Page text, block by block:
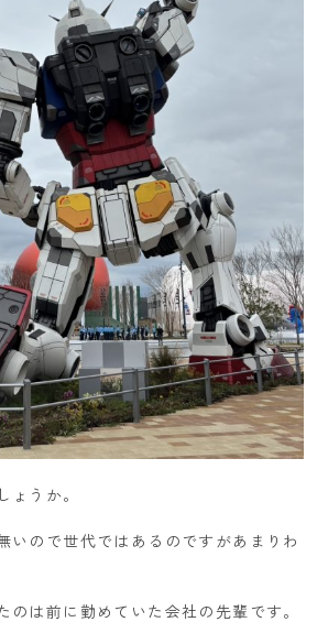
うか。
いので世代ではあるのですがあまりわ
のは前に勤めていた会社の先輩です。